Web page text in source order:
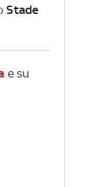
Stade
e su